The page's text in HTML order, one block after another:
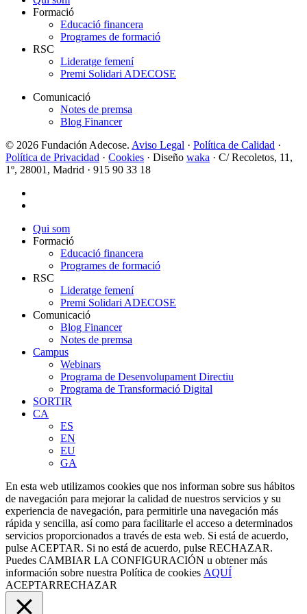
Formació
Educació financera
Programes de formació
RSC
Lideratge femení
Premi Solidari ADECOSE
Comunicació
Notes de premsa
Blog Financer
© 2026 Fundación Adecose. Aviso Legal · Política de Calidad ·
Política de Privacidad · Cookies · Diseño waka · C/ Recoletos, 11,
1º, 28001, Madrid · 915 90 33 18
Close
Menu
Qui som
Formació
Educació financera
Programes de formació
RSC
Lideratge femení
Premi Solidari ADECOSE
Comunicació
Blog Financer
Notes de premsa
Campus
Webinars
Programa de Desenvolupament Directiu
Programa de Transformació Digital
SORTIR
CA
ES
EN
EU
GA
En esta web utilizamos cookies que nos informan sobre sus hábitos
de navegación para mejorar la calidad de nuestros servicios y su
experiencia de navegación, para permitirle una navegación más
rápida y sencilla, así como para facilitarle el acceso a determinados
servicios proporcionados a través de esta web. Si está de acuerdo,
pulse ACEPTAR. Si no está de acuerdo, pulse RECHAZAR.
Puedes CAMBIAR LA CONFIGURACIÓN u obtener más
información sobre nuestra Política de cookies AQUÍ
ACEPTARRECHAZAR